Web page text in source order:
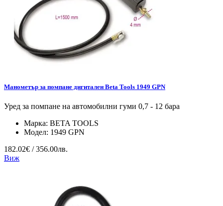
Манометър за помпане дигитален Beta Tools 1949 GPN
Уред за помпане на автомобилни гуми 0,7 - 12 бара
Марка: BETA TOOLS
Модел: 1949 GPN
182.02€ / 356.00лв.
Виж